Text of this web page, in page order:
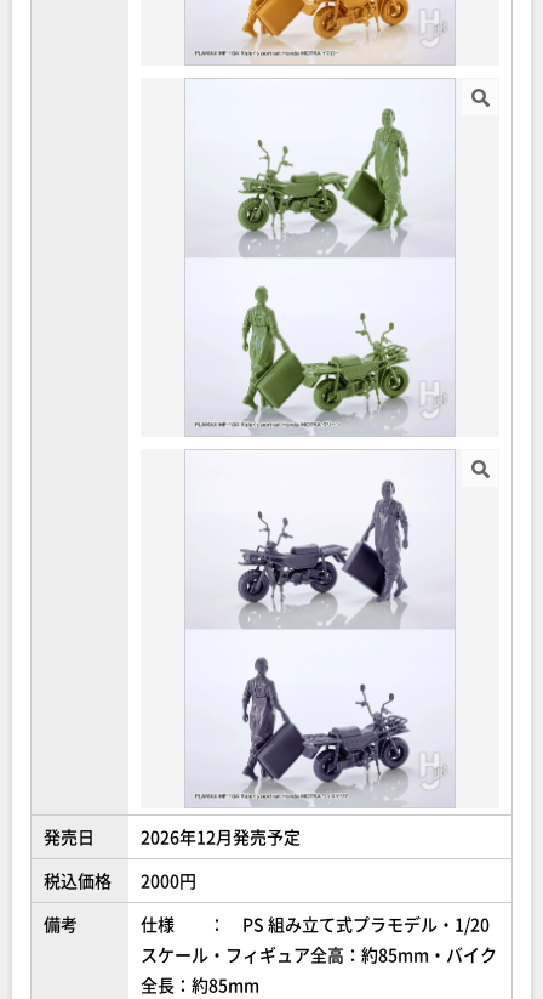
発売日
2026年12月発売予定
税込価格
2000円
備考
仕様 ： PS 組み立て式プラモデル・1/20
スケール・フィギュア全高：約85mm・バイク
全長：約85mm